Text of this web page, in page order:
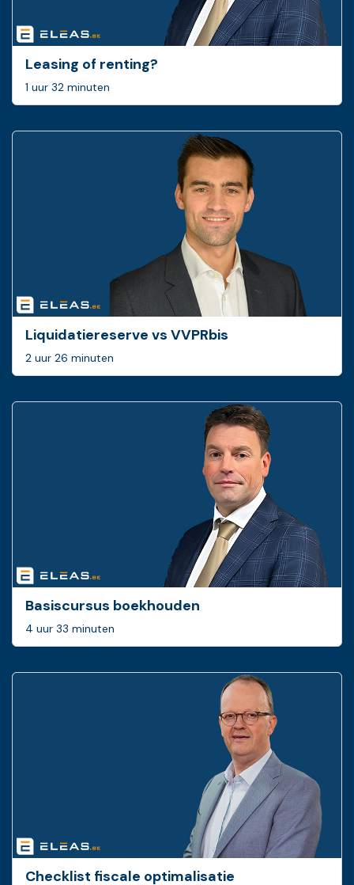
Leasing of renting?
1 uur 32 minuten
Liquidatiereserve vs VVPRbis
2 uur 26 minuten
Basiscursus boekhouden
4 uur 33 minuten
Checklist fiscale optimalisatie